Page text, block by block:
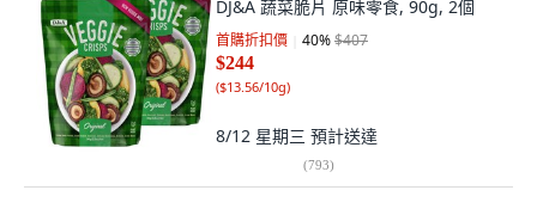
DJ&A 蔬菜脆片 原味零食, 90g, 2個
首購折扣價 40%$407
$244
($13.56/10g)
8/12 星期三 預計送達
(793)